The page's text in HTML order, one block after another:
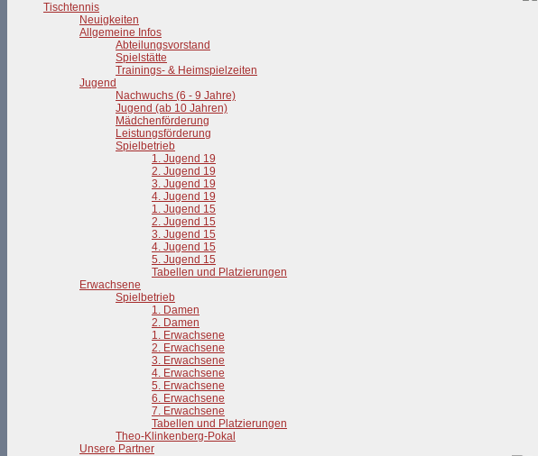
Tischtennis
Neuigkeiten
Allgemeine Infos
Abteilungsvorstand
Spielstätte
Trainings- & Heimspielzeiten
Jugend
Nachwuchs (6 - 9 Jahre)
Jugend (ab 10 Jahren)
Mädchenförderung
Leistungsförderung
Spielbetrieb
1. Jugend 19
2. Jugend 19
3. Jugend 19
4. Jugend 19
1. Jugend 15
2. Jugend 15
3. Jugend 15
4. Jugend 15
5. Jugend 15
Tabellen und Platzierungen
Erwachsene
Spielbetrieb
1. Damen
2. Damen
1. Erwachsene
2. Erwachsene
3. Erwachsene
4. Erwachsene
5. Erwachsene
6. Erwachsene
7. Erwachsene
Tabellen und Platzierungen
Theo-Klinkenberg-Pokal
Unsere Partner